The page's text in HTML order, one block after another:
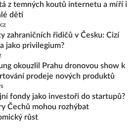
z temných koutů internetu a míří i
děti
zahraničních řidičů v Česku: Cizí
jako privilegium?
okouzlil Prahu dronovou show k
prodeje nových produktů
fondy jako investoři do startupů?
Čechů mohou rozhýbat
růst